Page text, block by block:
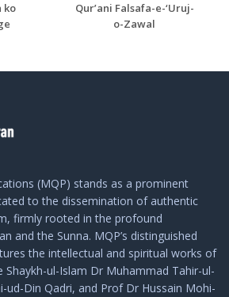
ko
Qur’ani Falsafa-e-‘Uruj-
o-Zawal
(MQP) stands as a prominent
to the dissemination of authentic
firmly rooted in the profound
and the Sunna. MQP’s distinguished
the intellectual and spiritual works of
Shaykh-ul-Islam Dr Muhammad Tahir-ul-
ud-Din Qadri, and Prof Dr Hussain Mohi-